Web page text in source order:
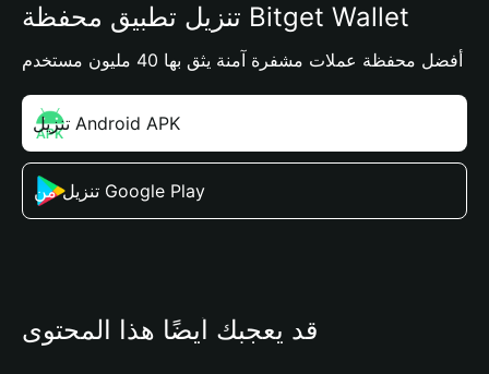
تنزيل تطبيق محفظة Bitget Wallet
أفضل محفظة عملات مشفرة آمنة يثق بها 40 مليون مستخدم
تنزيل Android APK
تنزيل من Google Play
قد يعجبك أيضًا هذا المحتوى